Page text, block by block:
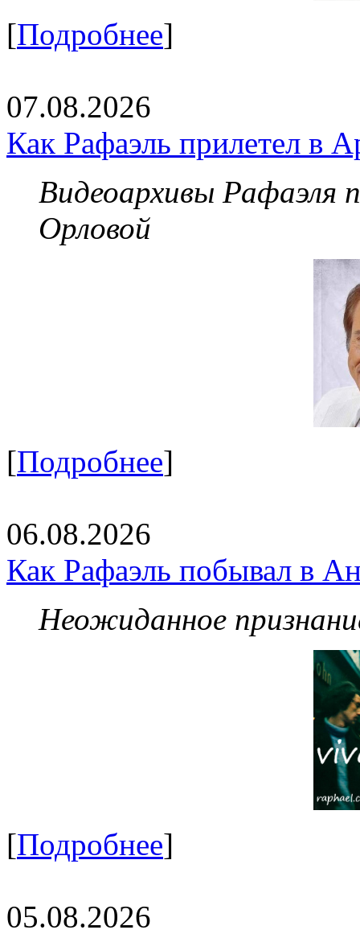
[Подробнее]
07.08.2026
Как Рафаэль прилетел в
Видеоархивы Рафаэля
Орловой
[Подробнее]
06.08.2026
Как Рафаэль побывал в
Неожиданное
[Подробнее]
05.08.2026